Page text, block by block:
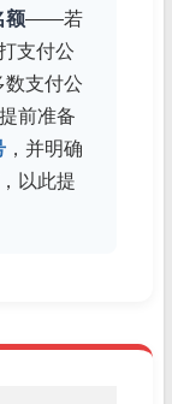
额——若
支付公
数支付公
前准备
，并明确
以此提